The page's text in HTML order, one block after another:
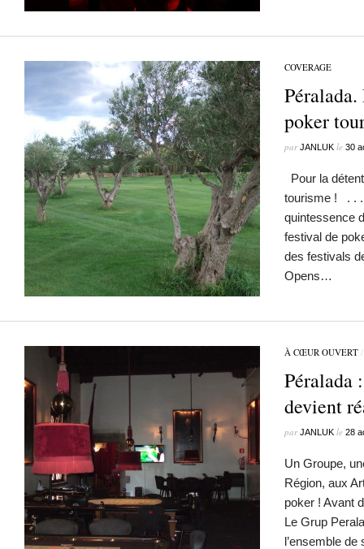
COVERAGE
poker
parJANLUK le 30
Pour la
tourisme ! . . .
quintessence
festival de
des festivals
Opens…
À CŒUR OUVERT
Péralada
devient
parJANLUK le 28
Un Groupe,
Région, aux
poker ! Avant
Le Grup
l’ensemble